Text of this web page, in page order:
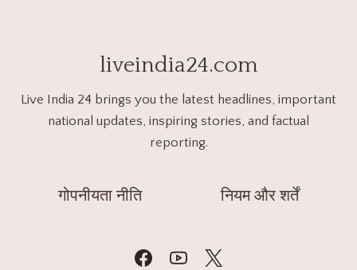
liveindia24.com
Live India 24 brings you the latest headlines, important
national updates, inspiring stories, and factual
reporting.
गोपनीयता नीति नियम और शर्तें